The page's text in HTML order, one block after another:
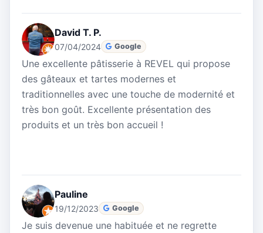
David T. P.
07/04/2024 Google
Une excellente pâtisserie à REVEL qui propose
des gâteaux et tartes modernes et
traditionnelles avec une touche de modernité et
très bon goût. Excellente présentation des
produits et un très bon accueil !
Pauline
19/12/2023 Google
Je suis devenue une habituée et ne regrette